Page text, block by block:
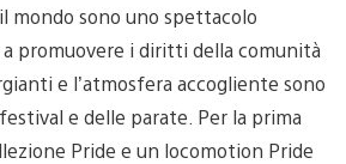
mondo sono uno spettacolo
promuovere i diritti della comunità
e l’atmosfera accogliente sono
e delle parate. Per la prima
Pride e un locomotion Pride